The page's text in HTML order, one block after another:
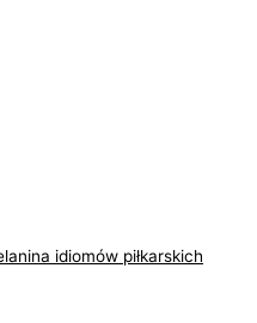
idiomów piłkarskich